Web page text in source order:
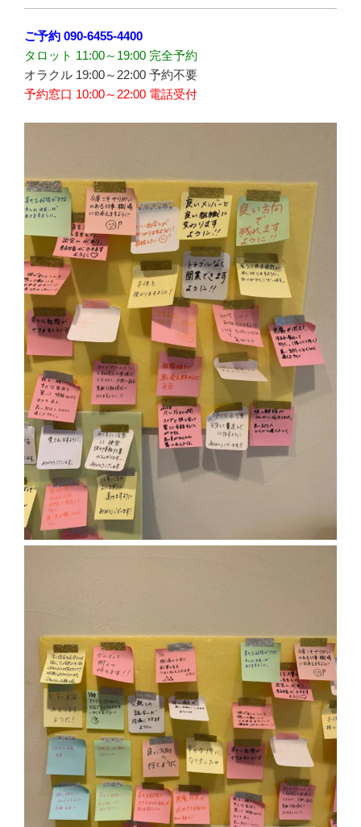
ご予約 090-6455-4400
タロット 11:00～19:00 完全予約
オラクル 19:00～22:00 予約不要
予約窓口 10:00～22:00 電話受付